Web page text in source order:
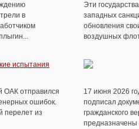
в
испытания
ОАК отправился
ошибок.
перелет из
Эти
западных
обновления
воздушных
17 июня 2026
подписал
гражданского
предназначены